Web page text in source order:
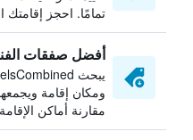
تمامًا. احجز إقامتك
أفضل صفقات
ومكان إقامة
مقارنة أماكن الإقامة